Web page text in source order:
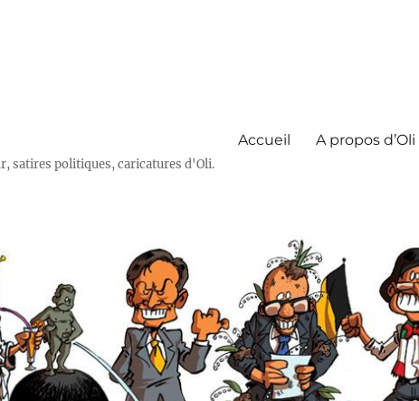
satires politiques, caricatures d'Oli.
Accueil A propos d’Oli